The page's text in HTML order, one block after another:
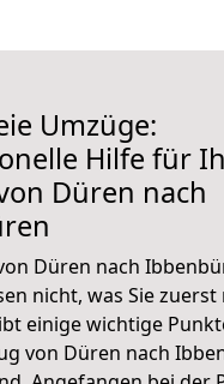
Umzüge:
Hilfe für
Düren nach
Düren nach
nicht, was Sie zuerst
einige wichtige
von Düren nach